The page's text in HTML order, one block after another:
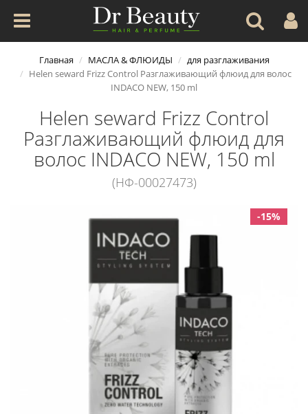
Главная МАСЛА & ФЛЮИДЫ
для разглаживания
Helen seward Frizz Control Разглаживающий флюид для волос
INDACO NEW, 150 ml
Helen seward Frizz Control
Разглаживающий флюид для
волос INDACO NEW, 150 ml
(НФ-00027473)
-15%